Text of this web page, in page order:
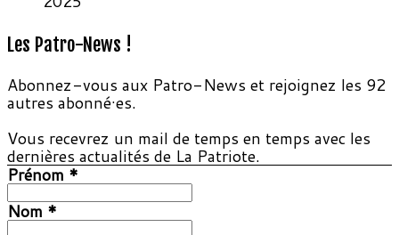
Les Patro-News !
Abonnez-vous aux Patro-News et rejoignez les 92
autres abonné·es.
Vous recevrez un mail de temps en temps avec les
dernières actualités de La Patriote.
Prénom *
Nom *